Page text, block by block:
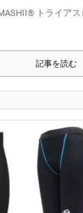
トライアス
記事を読む